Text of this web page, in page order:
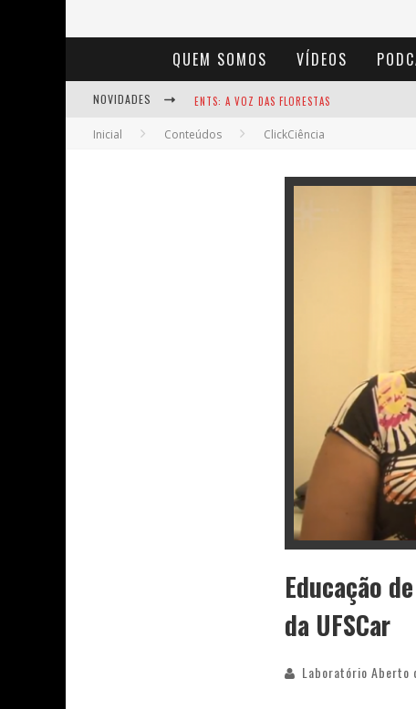
QUEM SOMOS VÍDEOS
NOVIDADES ENTS: A VOZ DAS FLORESTAS
NOTÁVEIS: BERTHA LUTZ
BAÚ DE HISTÓRIAS - A JAMAIS IMAGINADA
Inicial Conteúdos ClickCiência
Educação
da UFSCar
Laboratório Aberto